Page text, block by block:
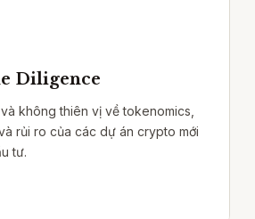
Diligence
không thiên vị về tokenomics,
rủi ro của các dự án crypto mới
tư.